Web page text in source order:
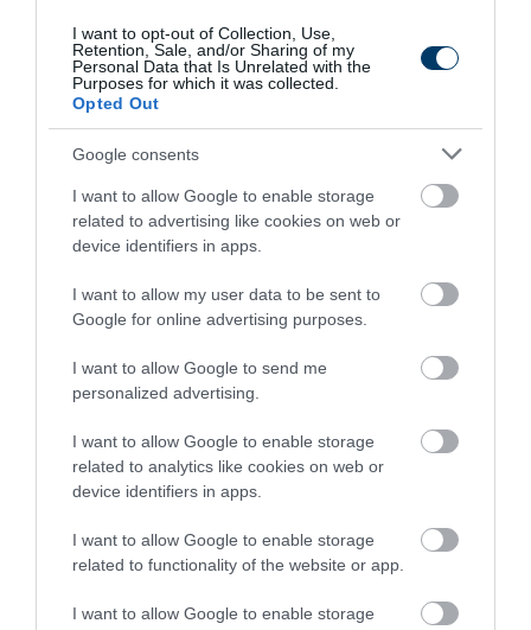
I want to opt-out of Collection, Use,
Retention, Sale, and/or Sharing of my
Personal Data that Is Unrelated with the
Purposes for which it was collected.
Opted Out
Google consents
I want to allow Google to enable storage
related to advertising like cookies on web or
device identifiers in apps.
I want to allow my user data to be sent to
Google for online advertising purposes.
I want to allow Google to send me
personalized advertising.
I want to allow Google to enable storage
related to analytics like cookies on web or
device identifiers in apps.
I want to allow Google to enable storage
related to functionality of the website or app.
I want to allow Google to enable storage
1 h 9 min
This Simple Trick Removes All Parasites From
Your Body!
340 180 118
4 h 39 min